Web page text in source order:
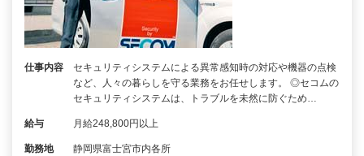
仕事内容
セキュリティシステムによる異常感知時の対応や機器の点検
など、人々の暮らしを守る業務をお任せします。 ◎セコムの
セキュリティシステムは、トラブルを未然に防ぐため…
給与 月給248,800円以上
勤務地 静岡県富士宮市内各所